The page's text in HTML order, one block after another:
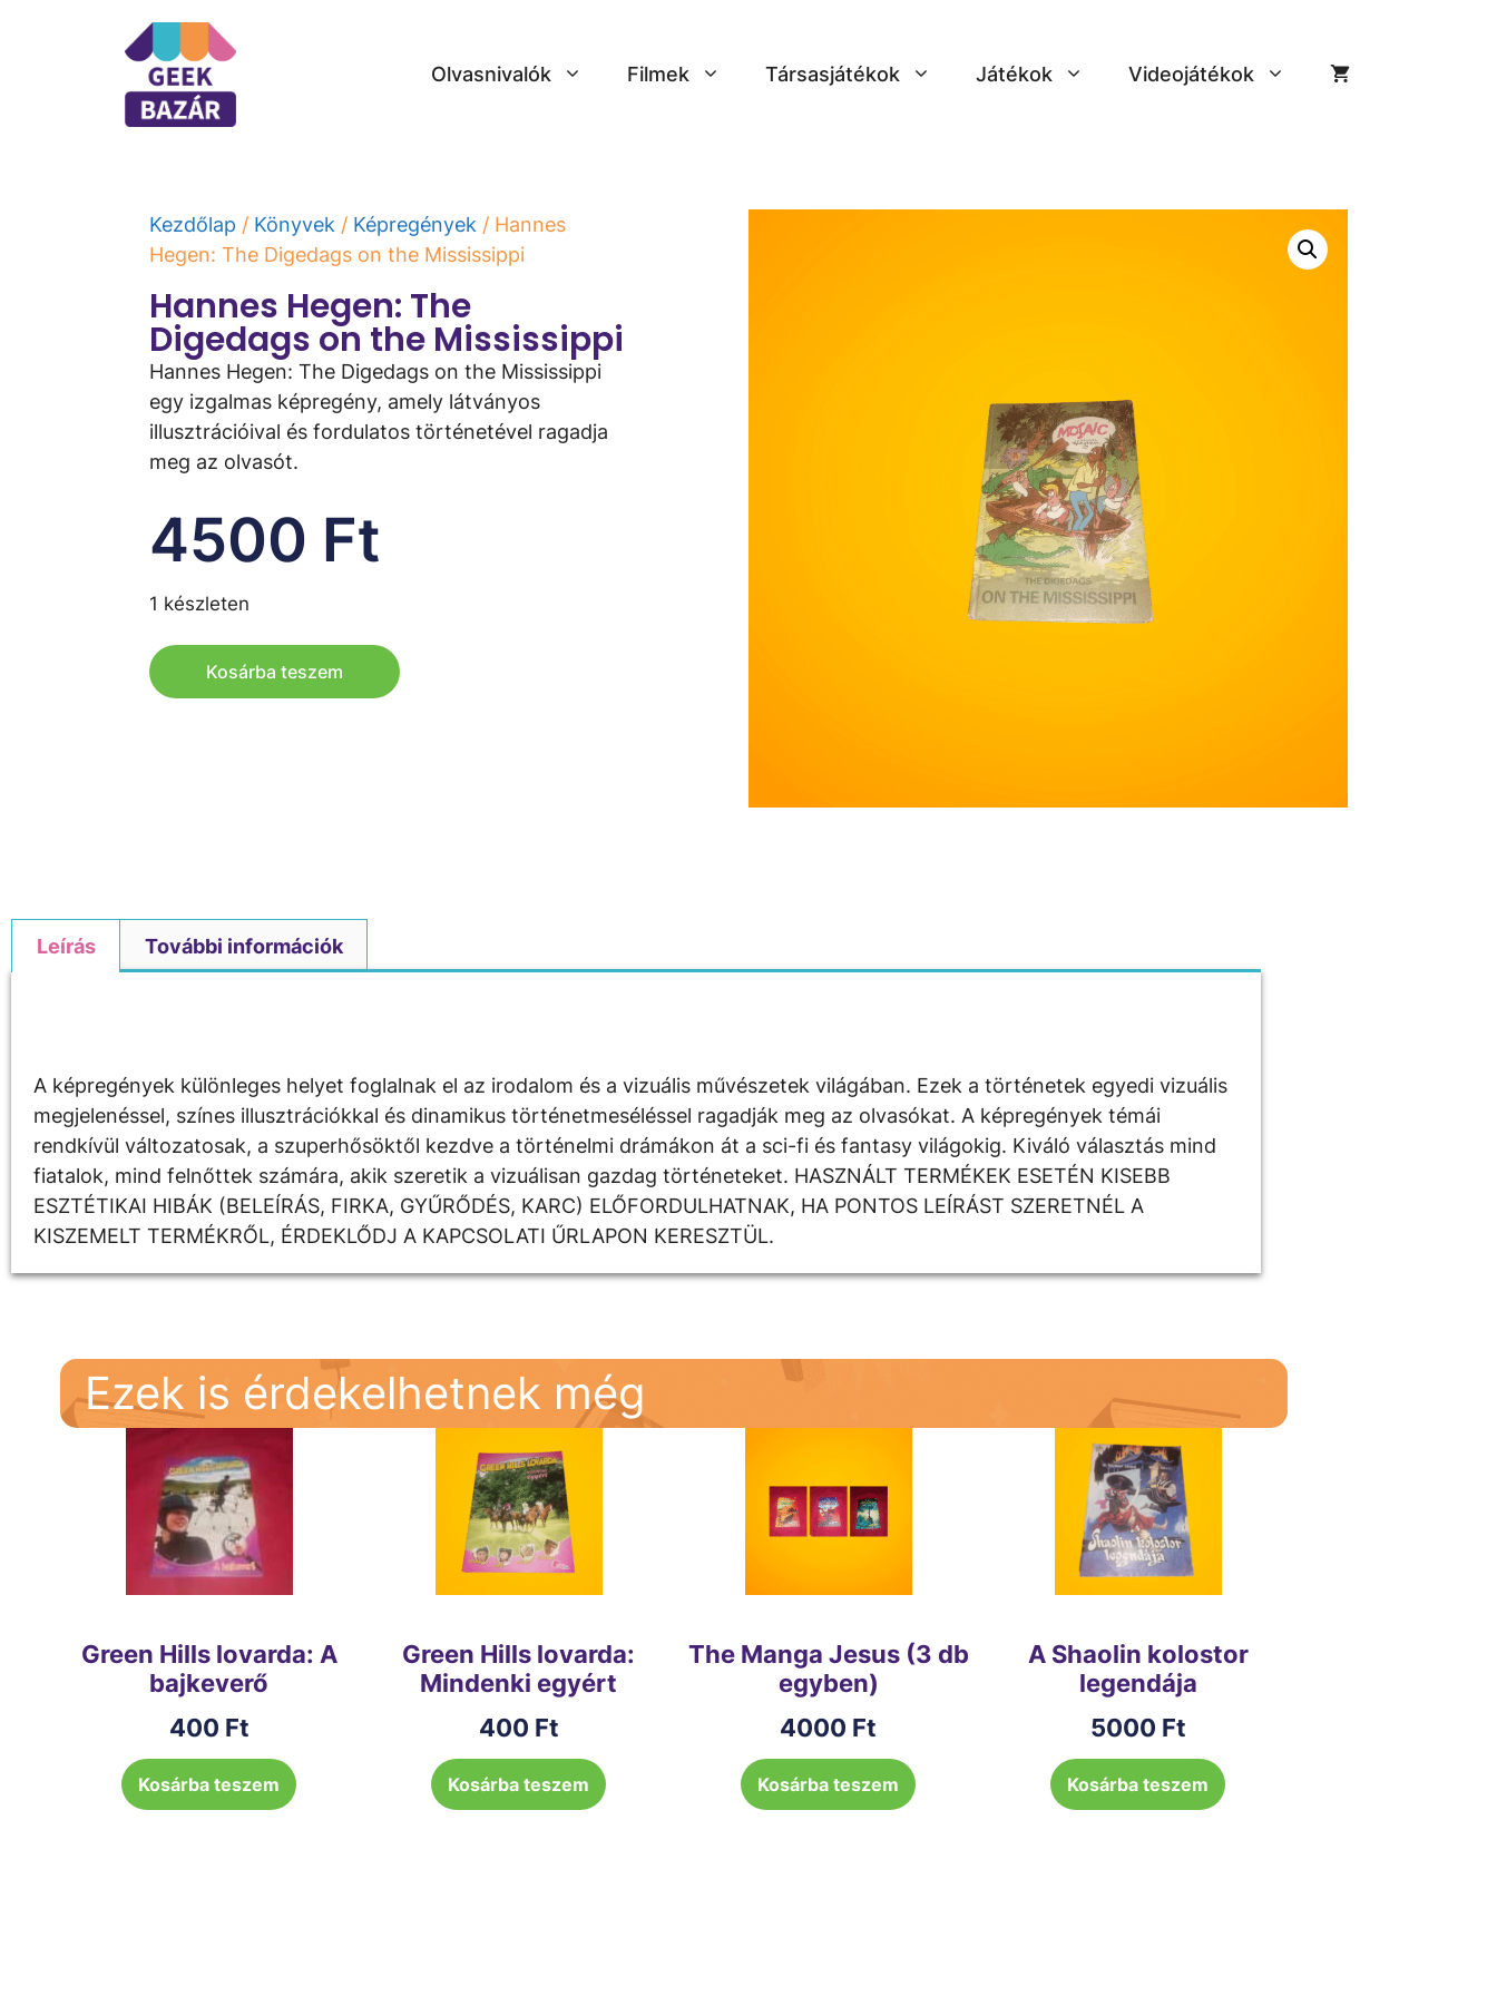
Olvasnivalók Filmek Társasjátékok Játékok Videojátékok
Kezdőlap / Könyvek / Képregények / Hannes
Hegen: The Digedags on the Mississippi
Hannes Hegen: The
Digedags on the Mississippi
Hannes Hegen: The Digedags on the Mississippi
egy izgalmas képregény, amely látványos
illusztrációival és fordulatos történetével ragadja
meg az olvasót.
4500 Ft
1 készleten
Kosárba teszem
Leírás További információk
A képregények különleges helyet foglalnak el az irodalom és a vizuális művészetek világában. Ezek a történetek egyedi vizuális
megjelenéssel, színes illusztrációkkal és dinamikus történetmeséléssel ragadják meg az olvasókat. A képregények témái
rendkívül változatosak, a szuperhősöktől kezdve a történelmi drámákon át a sci-fi és fantasy világokig. Kiváló választás mind
fiatalok, mind felnőttek számára, akik szeretik a vizuálisan gazdag történeteket. HASZNÁLT TERMÉKEK ESETÉN KISEBB
ESZTÉTIKAI HIBÁK (BELEÍRÁS, FIRKA, GYŰRŐDÉS, KARC) ELŐFORDULHATNAK, HA PONTOS LEÍRÁST SZERETNÉL A
KISZEMELT TERMÉKRŐL, ÉRDEKLŐDJ A KAPCSOLATI ŰRLAPON KERESZTÜL.
Ezek is érdekelhetnek még
Green Hills lovarda: A
bajkeverő
400 Ft
Kosárba teszem
Green Hills lovarda:
Mindenki egyért
400 Ft
Kosárba teszem
The Manga Jesus (3 db
egyben)
4000 Ft
Kosárba teszem
A Shaolin kolostor
legendája
5000 Ft
Kosárba teszem